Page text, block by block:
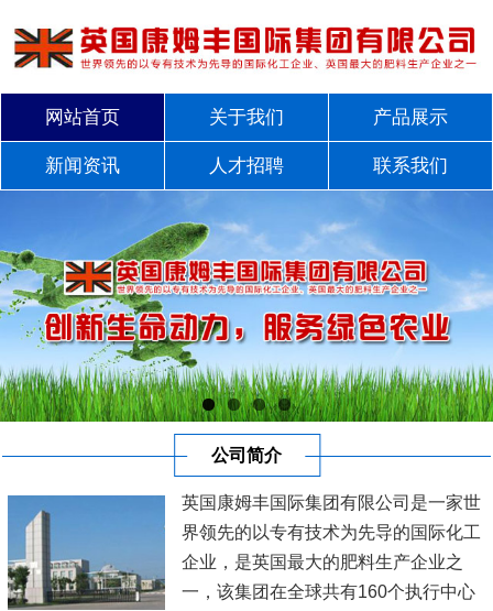
网站首页 关于我们 产品展示
新闻资讯 人才招聘 联系我们
公司简介
英国康姆丰国际集团有限公司是一家世
界领先的以专有技术为先导的国际化工
企业，是英国最大的肥料生产企业之
一，该集团在全球共有160个执行中心